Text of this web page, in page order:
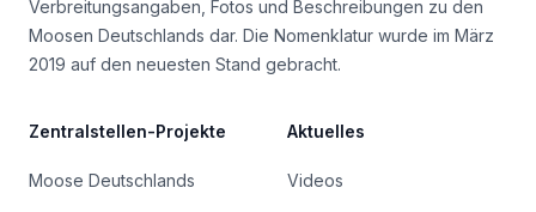
Verbreitungsangaben, Fotos und Beschreibungen zu den
Moosen Deutschlands dar. Die Nomenklatur wurde im März
2019 auf den neuesten Stand gebracht.
Zentralstellen-Projekte
Moose Deutschlands
Aktuelles
Videos